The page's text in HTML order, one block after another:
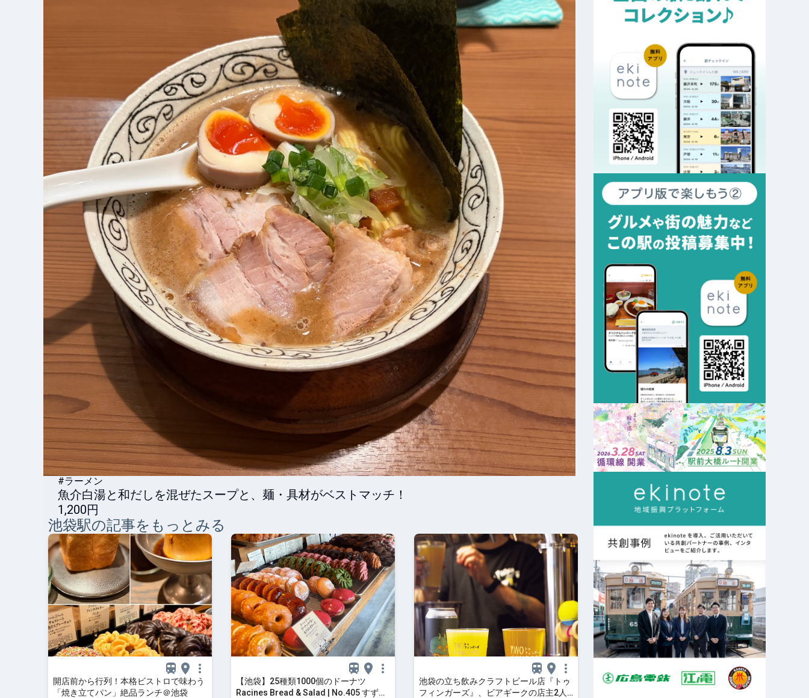
#ラーメン
魚介白湯と和だしを混ぜたスープと、麺・具材がベストマッチ！
1,200円
池袋駅の記事をもっとみる
開店前から行列！本格ビストロで味わう
「焼き立てパン」絶品ランチ＠池袋
【池袋】25種類1000個のドーナツ
Racines Bread & Salad | No.405 すずら
池袋の立ち飲みクラフトビール店『トゥ
フィンガーズ』、ビアギークの店主2人